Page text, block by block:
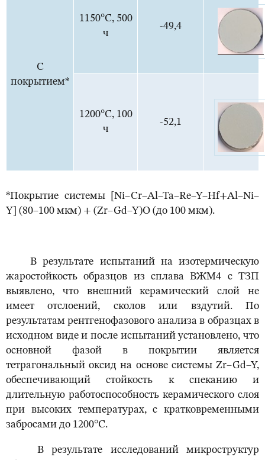
С
покрытием*
1150°С, 500
ч
-49,4
1200°С, 100
ч
-52,1
*Покрытие системы [Ni–Cr–Al–Ta–Re–Y–Hf+Al–Ni–
Y] (80–100 мкм) + (Zr–Gd–Y)O (до 100 мкм).
В результате испытаний на изотермическую
жаростойкость образцов из сплава ВЖМ4 с ТЗП
выявлено, что внешний керамический слой не
имеет отслоений, сколов или вздутий. По
результатам рентгенофазового анализа в образцах в
исходном виде и после испытаний установлено, что
основной фазой в покрытии является
тетрагональный оксид на основе системы Zr–Gd–Y,
обеспечивающий стойкость к спеканию и
длительную работоспособность керамического слоя
при высоких температурах, с кратковременными
забросами до 1200°С.
В результате исследований микроструктур